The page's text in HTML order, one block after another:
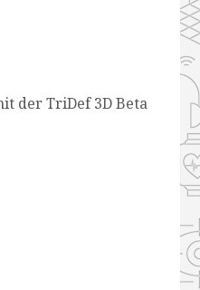
der TriDef 3D Beta